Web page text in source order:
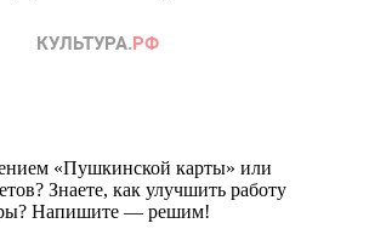
«Пушкинской карты» или
Знаете, как улучшить работу
Напишите — решим!